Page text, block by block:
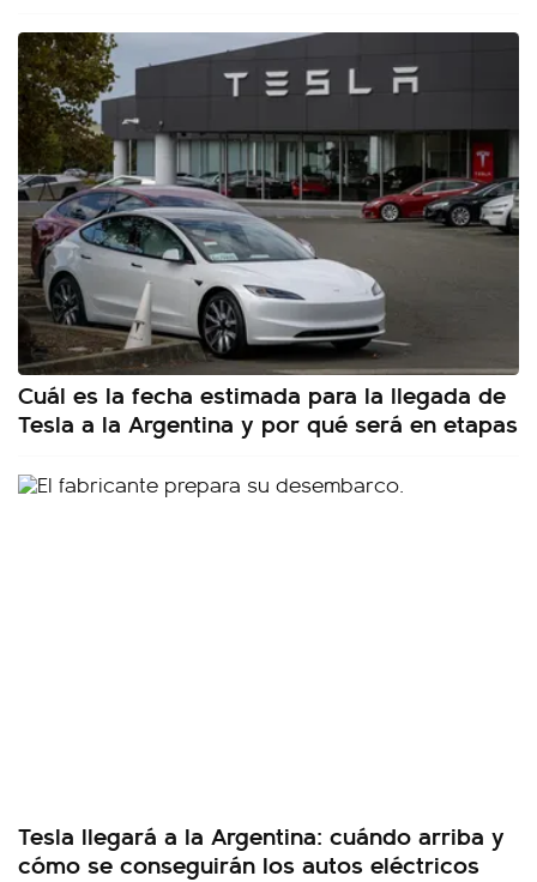
Cuál es la fecha estimada para la llegada de
Tesla a la Argentina y por qué será en etapas
Tesla llegará a la Argentina: cuándo arriba y
cómo se conseguirán los autos eléctricos